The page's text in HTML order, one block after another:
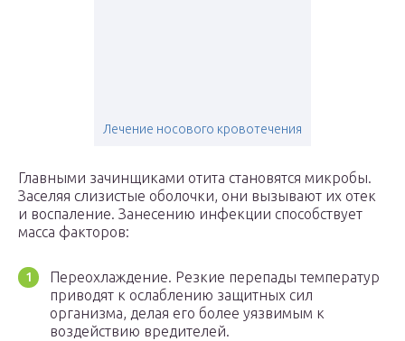
Лечение носового кровотечения
Главными зачинщиками отита становятся микробы.
Заселяя слизистые оболочки, они вызывают их отек
и воспаление. Занесению инфекции способствует
масса факторов:
Переохлаждение. Резкие перепады температур
приводят к ослаблению защитных сил
организма, делая его более уязвимым к
воздействию вредителей.